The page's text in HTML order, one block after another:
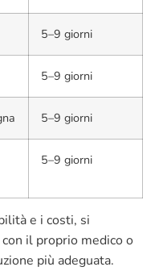
5–9 giorni
5–9 giorni
5–9 giorni
5–9 giorni
e i costi, si
il proprio medico o
più adeguata.